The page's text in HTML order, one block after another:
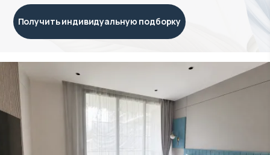
Объект в управлении VillaCarte
Получить индивидуальную подборку